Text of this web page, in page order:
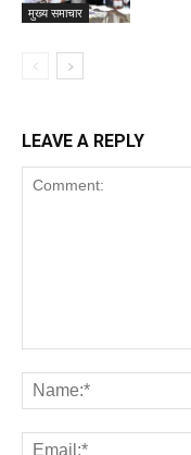
मुख्य समाचार
LEAVE A REPLY